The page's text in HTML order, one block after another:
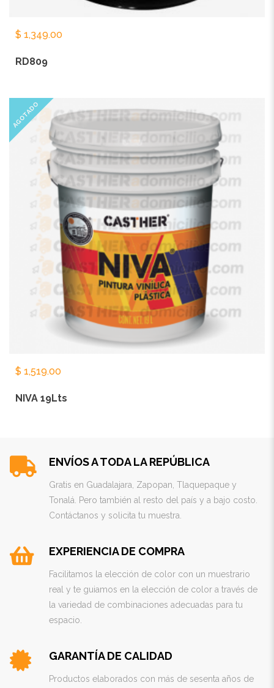
$ 1,349.00
RD809
AGOTADO
$ 1,519.00
NIVA 19Lts
ENVÍOS A TODA LA REPÚBLICA
Gratis en Guadalajara, Zapopan, Tlaquepaque y
Tonalá. Pero también al resto del país y a bajo costo.
Contáctanos y solicita tu muestra.
EXPERIENCIA DE COMPRA
Facilitamos la elección de color con un muestrario
real y te guiamos en la elección de color a través de
la variedad de combinaciones adecuadas para tu
espacio.
GARANTÍA DE CALIDAD
Productos elaborados con más de sesenta años de